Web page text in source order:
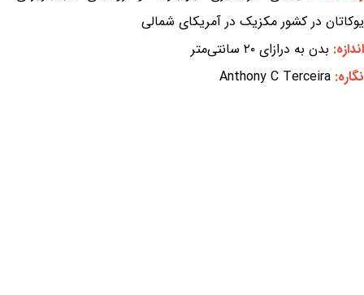
یوکاتان در کشور مکزیک در آمریکای شمالی
اندازه: بدن به درازای ۲۰ سانتی‌متر
نگاره: Anthony C Terceira